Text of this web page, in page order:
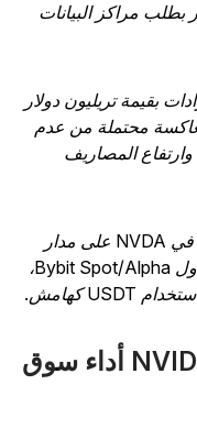
مراكز البيانات
تريليون دولار
معاكسة محتملة من عدم
المصاريف
على Bybit، يمكن للمستخدمين التداول في NVDA على مدار
الساعة طوال أيام الأسبوع من خلال تداول Bybit Spot/Alpha،